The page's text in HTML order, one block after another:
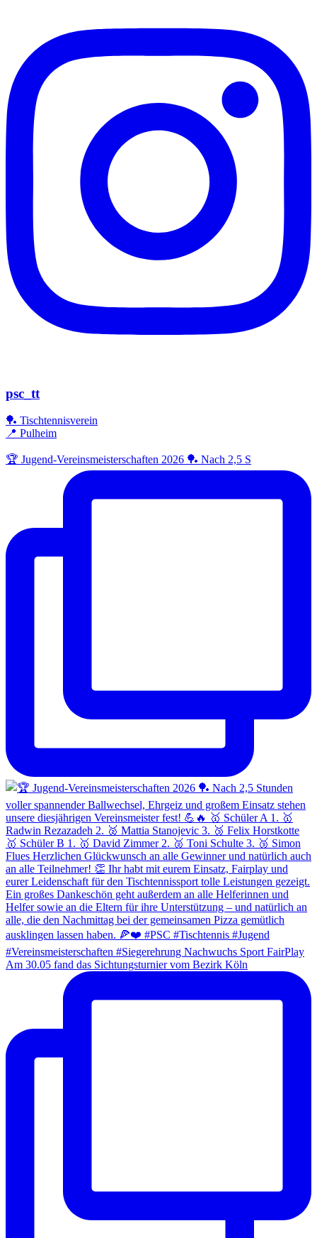
psc_tt
🏓 Tischtennisverein
📍 Pulheim
🏆 Jugend-Vereinsmeisterschaften 2026 🏓 Nach 2,5 S
Am 30.05 fand das Sichtungsturnier vom Bezirk Köln